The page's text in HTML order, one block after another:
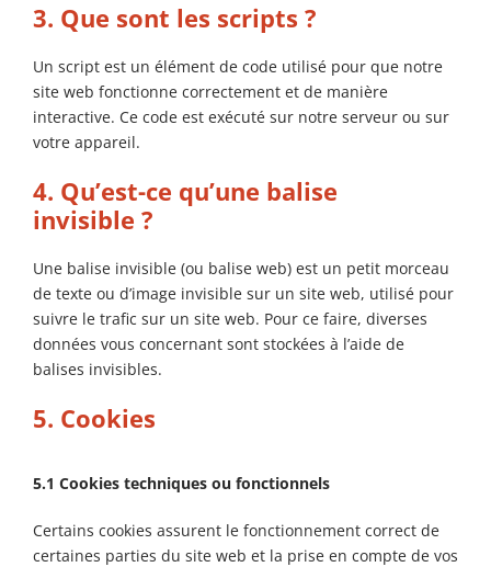
3. Que sont les scripts ?
Un script est un élément de code utilisé pour que notre
site web fonctionne correctement et de manière
interactive. Ce code est exécuté sur notre serveur ou sur
votre appareil.
4. Qu’est-ce qu’une balise
invisible ?
Une balise invisible (ou balise web) est un petit morceau
de texte ou d’image invisible sur un site web, utilisé pour
suivre le trafic sur un site web. Pour ce faire, diverses
données vous concernant sont stockées à l’aide de
balises invisibles.
5. Cookies
5.1 Cookies techniques ou fonctionnels
Certains cookies assurent le fonctionnement correct de
certaines parties du site web et la prise en compte de vos